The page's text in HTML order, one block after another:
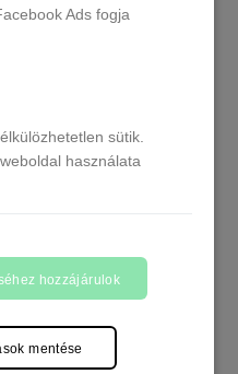
Leoldó fólia 100 db
Ads fogja
sütik.
használata
hozzájárulok
mentése